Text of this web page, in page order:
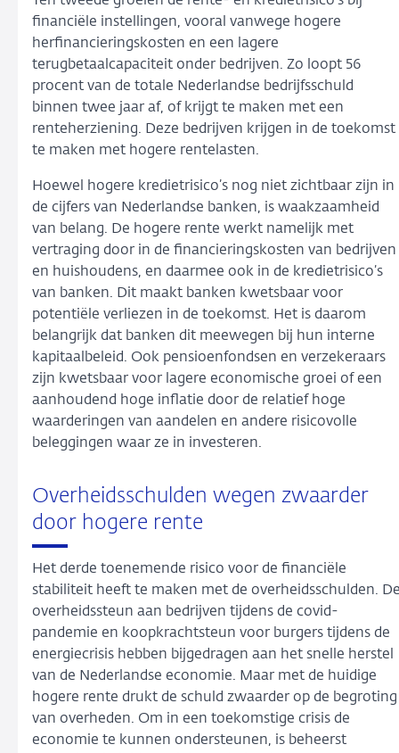
financiële instellingen, vooral vanwege hogere
herfinancieringskosten en een lagere
terugbetaalcapaciteit onder bedrijven. Zo loopt 56
procent van de totale Nederlandse bedrijfsschuld
binnen twee jaar af, of krijgt te maken met een
renteherziening. Deze bedrijven krijgen in de toekomst
te maken met hogere rentelasten.
Hoewel hogere kredietrisico’s nog niet zichtbaar zijn in
de cijfers van Nederlandse banken, is waakzaamheid
van belang. De hogere rente werkt namelijk met
vertraging door in de financieringskosten van bedrijven
en huishoudens, en daarmee ook in de kredietrisico’s
van banken. Dit maakt banken kwetsbaar voor
potentiële verliezen in de toekomst. Het is daarom
belangrijk dat banken dit meewegen bij hun interne
kapitaalbeleid. Ook pensioenfondsen en verzekeraars
zijn kwetsbaar voor lagere economische groei of een
aanhoudend hoge inflatie door de relatief hoge
waarderingen van aandelen en andere risicovolle
beleggingen waar ze in investeren.
Overheidsschulden wegen zwaarder
door hogere rente
Het derde toenemende risico voor de financiële
stabiliteit heeft te maken met de overheidsschulden.
overheidssteun aan bedrijven tijdens de covid-
pandemie en koopkrachtsteun voor burgers tijdens de
energiecrisis hebben bijgedragen aan het snelle herstel
van de Nederlandse economie. Maar met de huidige
hogere rente drukt de schuld zwaarder op de begroting
van overheden. Om in een toekomstige crisis de
economie te kunnen ondersteunen, is beheerst